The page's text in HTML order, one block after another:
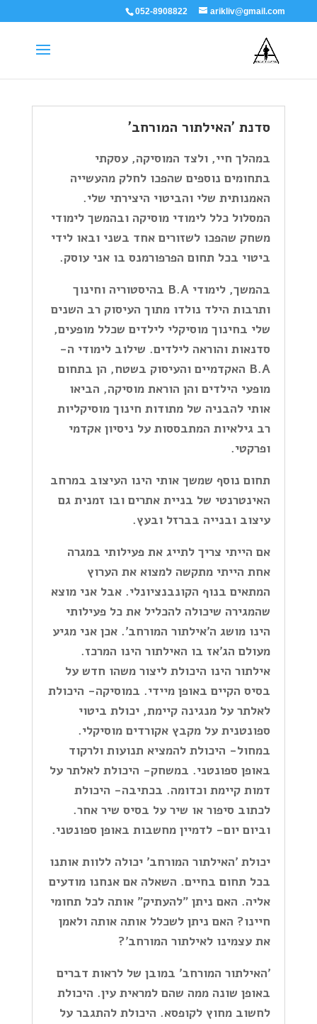
052-8908822 arikliv@gmail.com
סדנת 'האילתור המורחב'
במהלך חיי, ולצד המוסיקה, עסקתי
בתחומים נוספים שהפכו לחלק מהעשייה
האמנותית שלי והביטוי היצירתי שלי.
המסלול כלל לימודי מוסיקה ובהמשך לימודי
משחק שהפכו לשזורים אחד בשני ובאו לידי
ביטוי בכל תחום הפרפורמנס בו אני עוסק.
בהמשך, לימודי B.A בהיסטוריה וחינוך
ותרבות הילד נולדו מתוך העיסוק רב השנים
שלי בחינוך מוסיקלי לילדים שכלל מופעים,
סדנאות והוראה לילדים. שילוב לימודי ה-
B.A האקדמיים והעיסוק בשטח, הן בתחום
מופעי הילדים והן הוראת מוסיקה, הביאו
אותי להבניה של מתודות חינוך מוסיקליות
רב גילאיות המתבססות על ניסיון אקדמי
ופרקטי.
תחום נוסף שמשך אותי הינו העיצוב במרחב
האינטרנטי של בניית אתרים ובו זמנית גם
עיצוב ובנייה בברזל ובעץ.
אם הייתי צריך לתייג את פעילותי במגרה
אחת הייתי מתקשה למצוא את הערוץ
המתאים בנוף הקונבנציונלי. אבל אני מוצא
שהמגירה שיכולה להכליל את כל פעילותי
הינו מושג ה'אילתור המורחב'. אכן אני מגיע
מעולם הג'אז בו האילתור הינו המרכז.
אילתור הינו היכולת ליצור משהו חדש על
בסיס הקיים באופן מיידי. במוסיקה- היכולת
לאלתר על מנגינה קיימת, יכולת ביטוי
ספונטנית על מקבץ אקורדים מוסיקלי.
במחול- היכולת להמציא תנועות ולרקוד
באופן ספונטני. במשחק- היכולת לאלתר על
דמות קיימת וכדומה. בכתיבה- היכולת
לכתוב סיפור או שיר על בסיס שיר אחר.
וביום יום- לדמיין מחשבות באופן ספונטני.
יכולת 'האילתור המורחב' יכולה ללוות אותנו
בכל תחום בחיים. השאלה אם אנחנו מודעים
אליה. האם ניתן "להעתיק" אותה לכל תחומי
חיינו? האם ניתן לשכלל אותה אותה ולאמן
את עצמינו לאילתור המורחב'?
'האילתור המורחב' במובן של לראות דברים
באופן שונה ממה שהם למראית עין. היכולת
לחשוב מחוץ לקופסא. היכולת להתגבר על